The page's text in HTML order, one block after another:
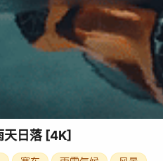
天日落 [4K]